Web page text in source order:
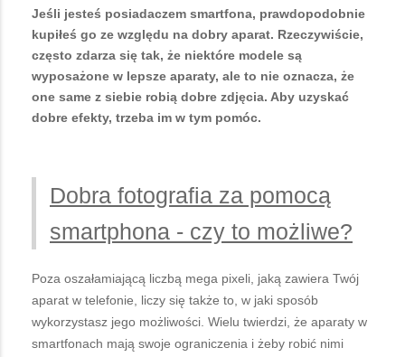
Jeśli jesteś posiadaczem smartfona, prawdopodobnie
kupiłeś go ze względu na dobry aparat. Rzeczywiście,
często zdarza się tak, że niektóre modele są
wyposażone w lepsze aparaty, ale to nie oznacza, że
one same z siebie robią dobre zdjęcia. Aby uzyskać
dobre efekty, trzeba im w tym pomóc.
Dobra fotografia za pomocą
smartphona - czy to możliwe?
Poza oszałamiającą liczbą mega pixeli, jaką zawiera Twój
aparat w telefonie, liczy się także to, w jaki sposób
wykorzystasz jego możliwości. Wielu twierdzi, że aparaty w
smartfonach mają swoje ograniczenia i żeby robić nimi